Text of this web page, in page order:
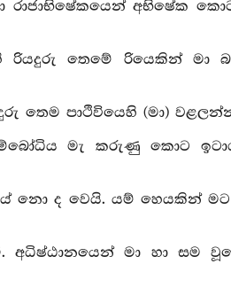
රාජාභිෂේකයෙන් අභිෂේක
රියදුරු තෙමේ රියෙකින් මා
තෙම පාථිවියෙහි (මා)
මැ කරුණු කොට
නො ද වෙයි. යම් හෙයකින් මට
අධිෂ්ඨානයෙන් මා හා සම